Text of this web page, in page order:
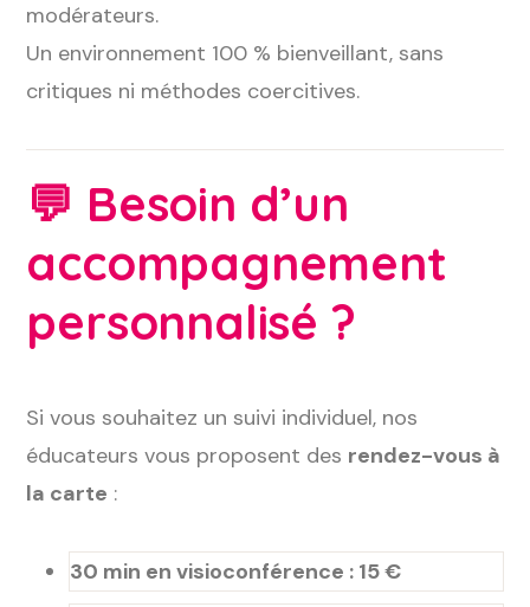
modérateurs.
Un environnement 100 % bienveillant, sans
critiques ni méthodes coercitives.
💬 Besoin d’un
accompagnement
personnalisé ?
Si vous souhaitez un suivi individuel, nos
éducateurs vous proposent des rendez-vous à
la carte :
30 min en visioconférence : 15 €